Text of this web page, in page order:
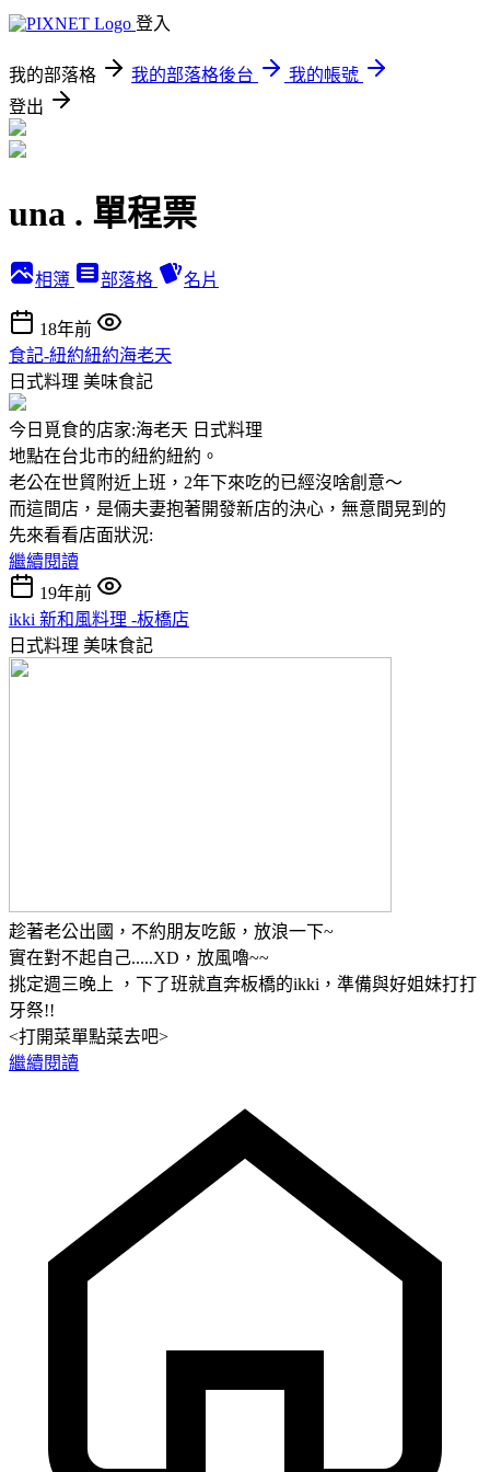
登入
我的部落格 我的部落格後台
我的帳號
登出
una . 單程票
相簿 部落格 名片
18年前
食記-紐約紐約海老天
日式料理 美味食記
今日覓食的店家:海老天 日式料理
地點在台北市的紐約紐約。
老公在世貿附近上班，2年下來吃的已經沒啥創意～
而這間店，是倆夫妻抱著開發新店的決心，無意間晃到的
先來看看店面狀況:
繼續閱讀
19年前
ikki 新和風料理 -板橋店
日式料理 美味食記
趁著老公出國，不約朋友吃飯，放浪一下~
實在對不起自己.....XD，放風嚕~~
挑定週三晚上 ，下了班就直奔板橋的ikki，準備與好姐妹打打
牙祭!!
<打開菜單點菜去吧>
繼續閱讀